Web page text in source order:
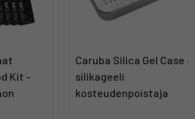
Kit -
Caruba Silica Gel Case -
silikageeli
kosteudenpoistaja